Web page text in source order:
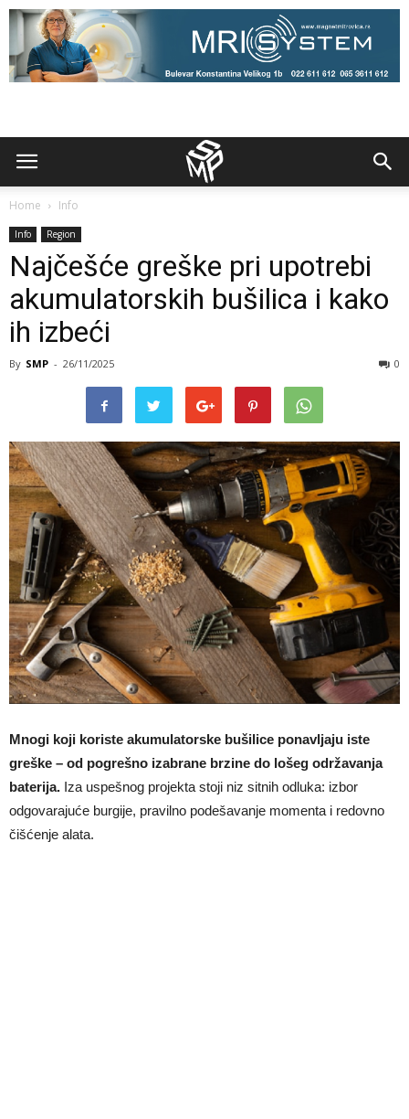
Home Info
Info Region
Najčešće greške pri upotrebi
akumulatorskih bušilica i kako
ih izbeći
By SMP - 26/11/2025 0
Mnogi koji koriste akumulatorske bušilice ponavljaju iste
greške – od pogrešno izabrane brzine do lošeg održavanja
baterija. Iza uspešnog projekta stoji niz sitnih odluka: izbor
odgovarajuće burgije, pravilno podešavanje momenta i redovno
čišćenje alata.